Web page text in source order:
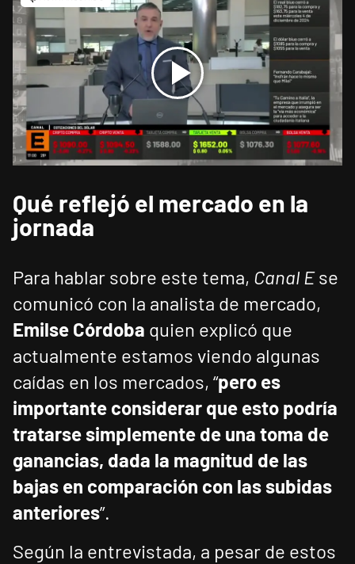
Qué reflejó el mercado en la
jornada
Para hablar sobre este tema, Canal Ese
comunicó con la analista de mercado,
Emilse Córdoba quien explicó que
actualmente estamos viendo algunas
caídas en los mercados, “pero es
importante considerar que esto podría
tratarse simplemente de una toma de
ganancias, dada la magnitud de las
bajas en comparación con las subidas
anteriores”.
Según la entrevistada, a pesar de estos